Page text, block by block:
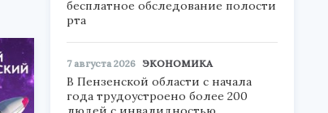
бесплатное обследование полости
рта
7 августа 2026 ЭКОНОМИКА
В Пензенской области с начала
года трудоустроено более 200